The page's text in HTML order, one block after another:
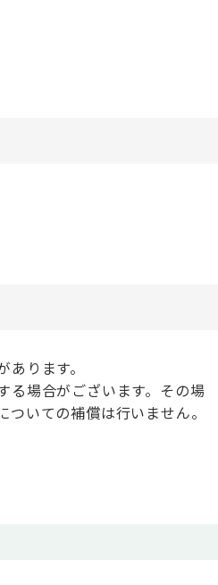
ります。
る場合がございます。その場
いての補償は行いません。